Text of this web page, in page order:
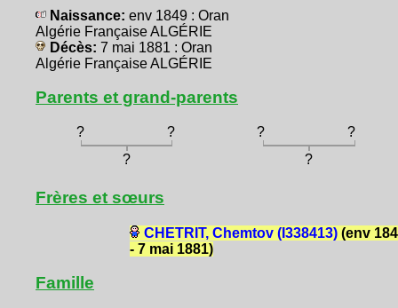
Naissance: env 1849 : Oran
Algérie Française ALGÉRIE
Décès: 7 mai 1881 : Oran
Algérie Française ALGÉRIE
Parents et grand-parents
? ? ?
?
?
?
Frères et sœurs
CHETRIT, Chemtov (I338413)(env
- 7 mai 1881)
Famille